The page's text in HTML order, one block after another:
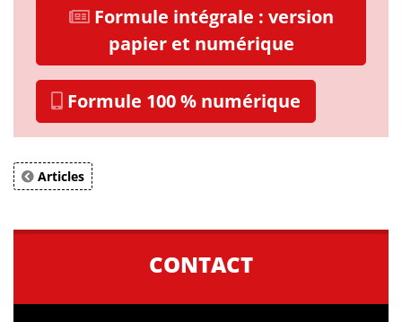
Formule intégrale : version
papier et numérique
Formule 100 % numérique
Articles
CONTACT